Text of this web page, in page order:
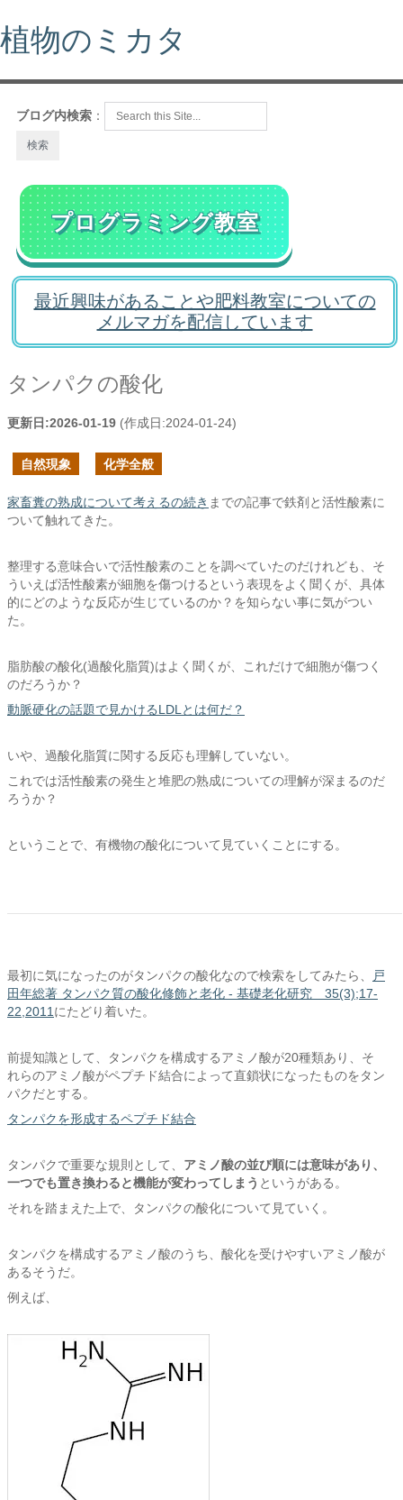
植物のミカタ
ブログ内検索 ：
プログラミング教室
最近興味があることや肥料教室についての
メルマガを配信しています
タンパクの酸化
更新日:2026-01-19 (作成日:2024-01-24)
自然現象 化学全般
家畜糞の熟成について考えるの続き までの記事で鉄剤と活性酸素に
ついて触れてきた。
整理する意味合いで活性酸素のことを調べていたのだけれども、そ
ういえば活性酸素が細胞を傷つけるという表現をよく聞くが、具体
的にどのような反応が生じているのか？を知らない事に気がつい
た。
脂肪酸の酸化(過酸化脂質)はよく聞くが、これだけで細胞が傷つく
のだろうか？
動脈硬化の話題で見かけるLDLとは何だ？
いや、過酸化脂質に関する反応も理解していない。
これでは活性酸素の発生と堆肥の熟成についての理解が深まるのだ
ろうか？
ということで、有機物の酸化について見ていくことにする。
最初に気になったのがタンパクの酸化なので検索をしてみたら、
戸
田年総著 タンパク質の酸化修飾と老化 - 基礎老化研究 35(3);17-
22,2011 にたどり着いた。
前提知識として、タンパクを構成するアミノ酸が20種類あり、そ
れらのアミノ酸がペプチド結合によって直鎖状になったものをタン
パクだとする。
タンパクを形成するペプチド結合
タンパクで重要な規則として、 アミノ酸の並び順には意味があり、
一つでも置き換わると機能が変わってしまう というがある。
それを踏まえた上で、タンパクの酸化について見ていく。
タンパクを構成するアミノ酸のうち、酸化を受けやすいアミノ酸が
あるそうだ。
例えば、